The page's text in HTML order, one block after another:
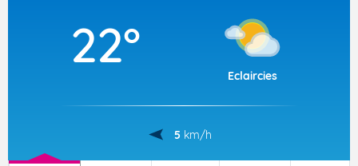
22°
Eclaircies
5 km/h